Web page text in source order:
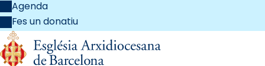
Agenda
Fes un donatiu